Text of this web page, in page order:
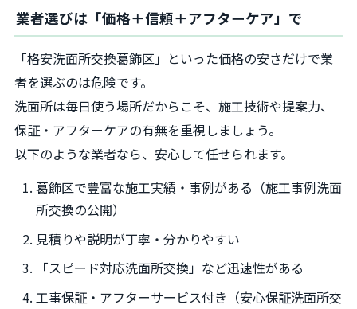
業者選びは「価格＋信頼＋アフターケア」で
「格安洗面所交換葛飾区」といった価格の安さだけで業
者を選ぶのは危険です。
洗面所は毎日使う場所だからこそ、施工技術や提案力、
保証・アフターケアの有無を重視しましょう。
以下のような業者なら、安心して任せられます。
葛飾区で豊富な施工実績・事例がある（施工事例洗面
所交換の公開）
見積りや説明が丁寧・分かりやすい
「スピード対応洗面所交換」など迅速性がある
工事保証・アフターサービス付き（安心保証洗面所交